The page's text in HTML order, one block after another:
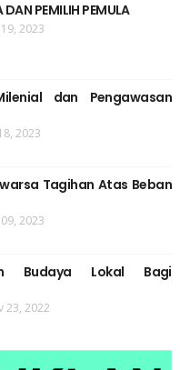
PEMILIH PEMULA
19, 2023
dan Pengawasan
2023
Tagihan Atas Beban
09, 2023
Budaya Lokal Bagi
23, 2022